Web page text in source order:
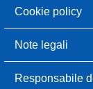
Cookie policy
Note legali
Responsabile